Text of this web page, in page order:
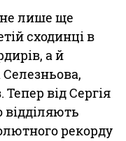
лише ще
сходинці в
а й
Селезньова,
Тепер від Сергія
відділяють
рекорду